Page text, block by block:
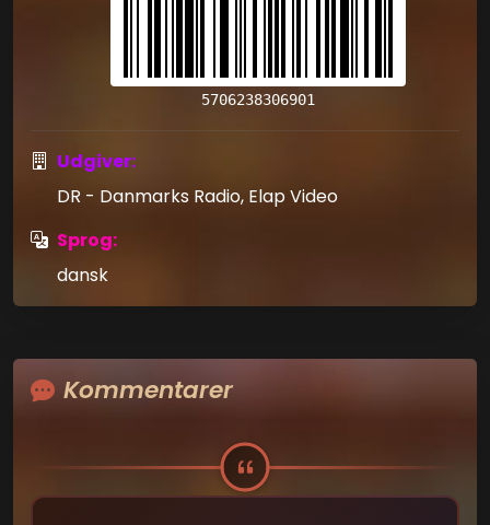
5706238306901
Udgiver:
DR - Danmarks Radio, Elap Video
Sprog:
dansk
Kommentarer